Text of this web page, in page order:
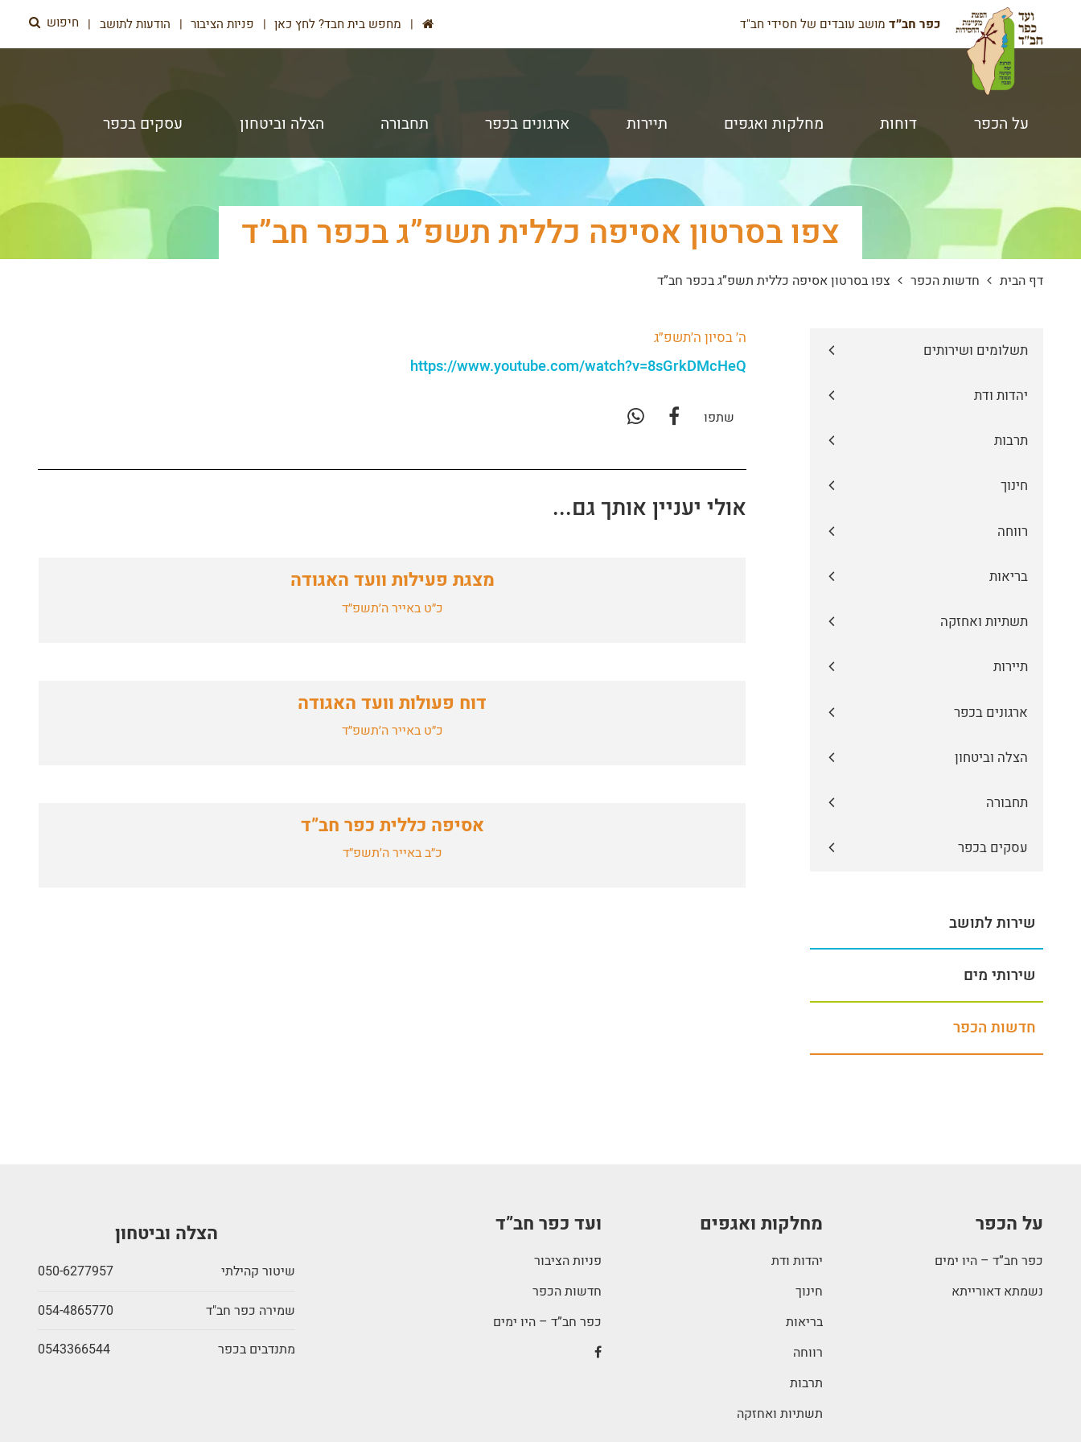
כפר חב״דמושב עובדים של חסידי חב"ד דף מחפש בית חבד? לחץ כאן פניות הציבור הודעות לתושב חיפוש
על הכפר דוחות מחלקות ואגפים תיירות ארגונים בכפר תחבורה הצלה וביטחון עסקים בכפר
צפו בסרטון אסיפה כללית תשפ”ג בכפר חב”ד
דף הבית חדשות הכפר צפו בסרטון אסיפה כללית תשפ”ג בכפר חב”ד
תשלומים ושירותים
יהדות ודת
תרבות
חינוך
רווחה
בריאות
תשתיות ואחזקה
תיירות
ארגונים בכפר
הצלה וביטחון
תחבורה
עסקים בכפר
שירות לתושב
שירותי מים
חדשות הכפר
ה׳ בסיון ה׳תשפ״ג
https://www.youtube.com/watch?v=8sGrkDMcHeQ
שתפו
אולי יעניין אותך גם...
מצגת פעילות וועד האגודה
כ״ט באייר ה׳תשפ״ד
דוח פעולות וועד האגודה
כ״ט באייר ה׳תשפ״ד
אסיפה כללית כפר חב”ד
כ״ב באייר ה׳תשפ״ד
על הכפר
כפר חב”ד – היו ימים
נשמתא דאורייתא
מחלקות ואגפים
יהדות ודת
חינוך
בריאות
רווחה
תרבות
תשתיות ואחזקה
ועד כפר חב”ד
פניות הציבור
חדשות הכפר
כפר חב”ד – היו ימים
הצלה וביטחון
שיטור קהילתי 050-6277957
שמירה כפר חב"ד 054-4865770
מתנדבים בכפר 0543366544